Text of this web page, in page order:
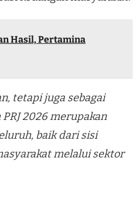
Hasil, Pertamina
tetapi juga sebagai
2026 merupakan
baik dari sisi
melalui sektor